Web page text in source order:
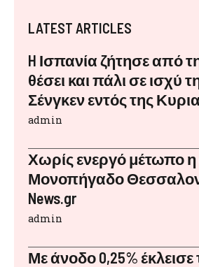
LATEST ARTICLES
H Ισπανία ζήτησε από
θέσει και πάλι σε ισχύ
Σένγκεν εντός της
admin
Χωρίς ενεργό μέτωπο
Μονοπήγαδο
News.gr
admin
Με άνοδο 0,25% έκλεισε